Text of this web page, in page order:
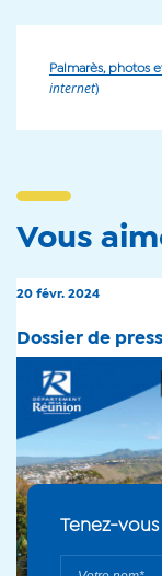
Palmarès, photos
internet)
Vous
20 févr. 2024
Dossier de
Tenez-